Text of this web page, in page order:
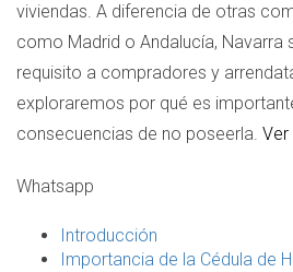
viviendas. A diferencia de otras
como Madrid o Andalucía, Navarra
requisito a compradores y
exploraremos por qué es
consecuencias de no poseerla. Ver
Whatsapp
Introducción
Importancia de la Cédula de